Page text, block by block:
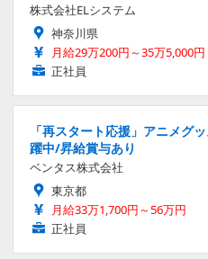
株式会社ELシステム
神奈川県
月給29万200円～35万5,000円
正社員
「再スタート応援」アニメグ
躍中/昇給賞与あり
ベンタス株式会社
東京都
月給33万1,700円～56万円
正社員